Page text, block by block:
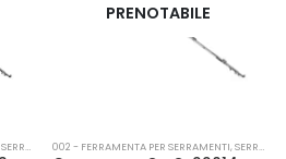
SERRATURE
PRENOTABILE
002 - FERRAMENTA PER SERRAMENTI,SERRATURE